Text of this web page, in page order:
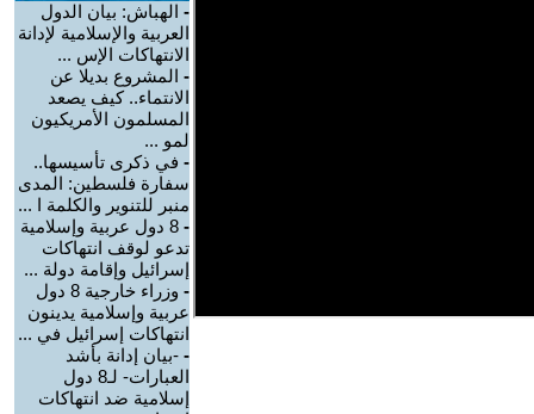
- الهباش: بيان الدول
العربية والإسلامية لإدانة
الانتهاكات الإس ...
- المشروع بديلا عن
الانتماء.. كيف يصعد
المسلمون الأمريكيون
لمو ...
- في ذكرى تأسيسها..
سفارة فلسطين: المدى
منبر للتنوير والكلمة ا ...
-
8 دول عربية وإسلامية
تدعو لوقف انتهاكات
إسرائيل وإقامة دولة ...
-
وزراء خارجية 8 دول
عربية وإسلامية يدينون
انتهاكات إسرائيل في ...
- -بيان إدانة بأشد
العبارات- لـ8 دول
إسلامية ضد انتهاكات